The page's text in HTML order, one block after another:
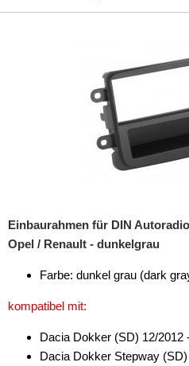
für Harley Davidson
für Hyundai
für Jaguar
Einbaurahmen für DIN
Opel / Renault - dunkelgrau
Farbe: dunkel grau (dark
kompatibel mit:
Dacia Dokker (SD) 12/2012
Dacia Dokker Stepway